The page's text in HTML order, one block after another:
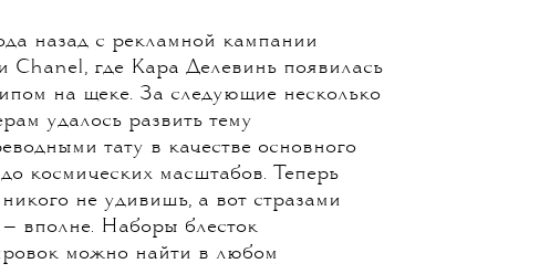
назад с рекламной кампании
Chanel, где Кара Делевинь появилась
на щеке. За следующие несколько
удалось развить тему
тату в качестве основного
космических масштабов. Теперь
не удивишь, а вот стразами
вполне. Наборы блесток
можно найти в любом